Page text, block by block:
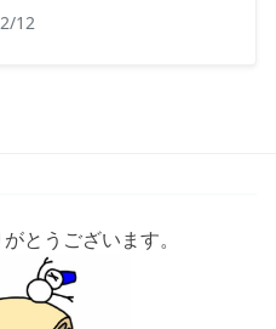
12
とうございます。